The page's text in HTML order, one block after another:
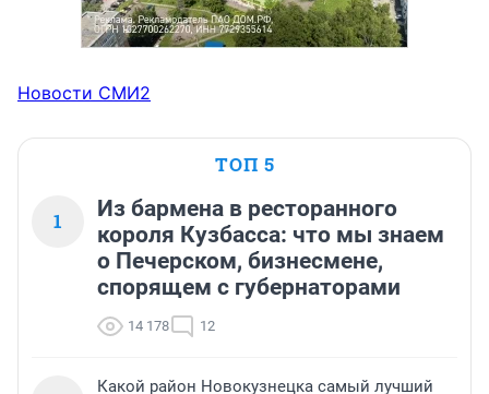
Новости СМИ2
ТОП 5
1
Из бармена в ресторанного
короля Кузбасса: что мы знаем
о Печерском, бизнесмене,
спорящем с губернаторами
14 178 12
Какой район Новокузнецка самый лучший